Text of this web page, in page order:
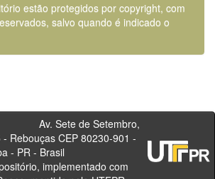
estão protegidos por copyright, com
salvo quando é indicado o
Sete de Setembro,
- Rebouças CEP 80230-901 -
- PR - Brasil
implementado com